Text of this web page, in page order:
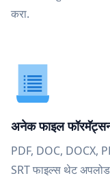
करा.
अनेक फाइल
PDF, DOC, DOCX,
SRT फाइल्स थेट अपलोड